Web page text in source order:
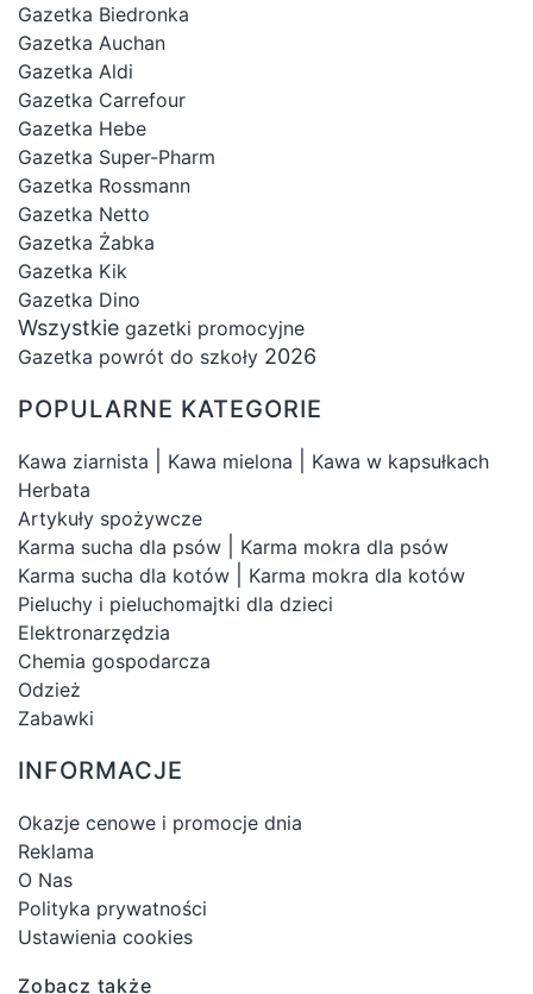
Gazetka Biedronka
Gazetka Auchan
Gazetka Aldi
Gazetka Carrefour
Gazetka Hebe
Gazetka Super-Pharm
Gazetka Rossmann
Gazetka Netto
Gazetka Żabka
Gazetka Kik
Gazetka Dino
Wszystkie gazetki promocyjne
Gazetka powrót do szkoły 2026
POPULARNE KATEGORIE
Kawa ziarnista Kawa mielona
Kawa w kapsułkach
Herbata
Artykuły spożywcze
Karma sucha dla psów
Karma mokra dla psów
Karma sucha dla kotów
Karma mokra dla kotów
Pieluchy i pieluchomajtki dla dzieci
Elektronarzędzia
Chemia gospodarcza
Odzież
Zabawki
INFORMACJE
Okazje cenowe i promocje dnia
Reklama
O Nas
Polityka prywatności
Ustawienia cookies
Zobacz także